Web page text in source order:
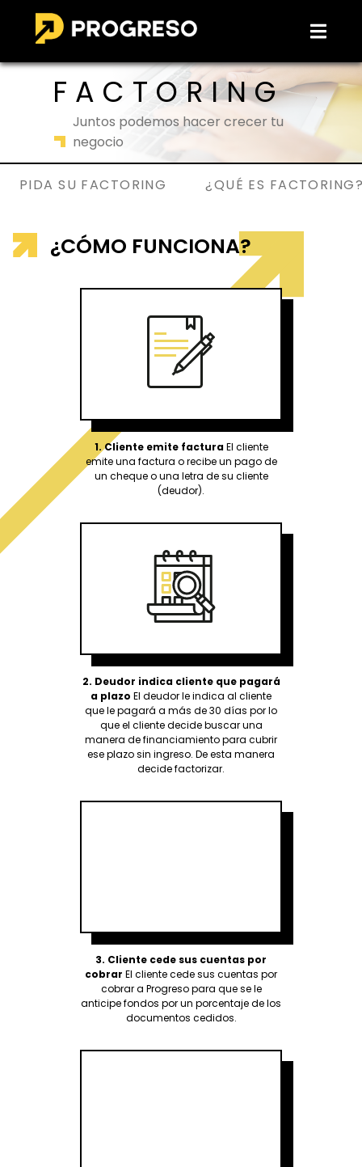
FACTORING
Juntos podemos hacer crecer tu
negocio
PIDA SU FACTORING ¿QUÉ ES
¿CÓMO FUNCIONA?
1. Cliente emite facturaEl cliente
emite una factura o recibe un pago de
un cheque o una letra de su cliente
(deudor).
2. Deudor indica cliente que pagará
a plazo El deudor le indica al cliente
que le pagará a más de 30 días por lo
que el cliente decide buscar una
manera de financiamiento para cubrir
ese plazo sin ingreso. De esta manera
decide factorizar.
3. Cliente cede sus cuentas por
cobrar El cliente cede sus cuentas por
cobrar a Progreso para que se le
anticipe fondos por un porcentaje de los
documentos cedidos.